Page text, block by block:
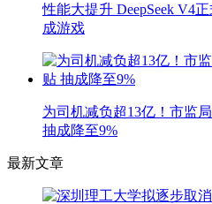
性能大提升 DeepSeek V4
成游戏
为司机减负超13亿！市监
抽成降至9%
最新文章